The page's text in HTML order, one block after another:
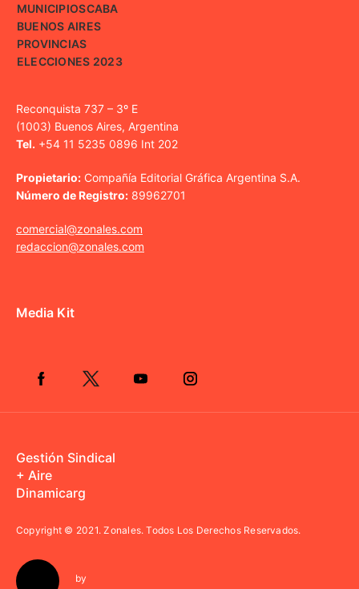
MUNICIPIOSCABA
BUENOS AIRES
PROVINCIAS
ELECCIONES 2023
Reconquista 737 – 3º E
(1003) Buenos Aires, Argentina
Tel. +54 11 5235 0896 Int 202
Propietario: Compañía Editorial Gráfica Argentina S.A.
Número de Registro: 89962701
comercial@zonales.com
redaccion@zonales.com
Media Kit
Gestión Sindical
+ Aire
Dinamicarg
Copyright © 2021.Zonales. Todos Los Derechos Reservados.
by